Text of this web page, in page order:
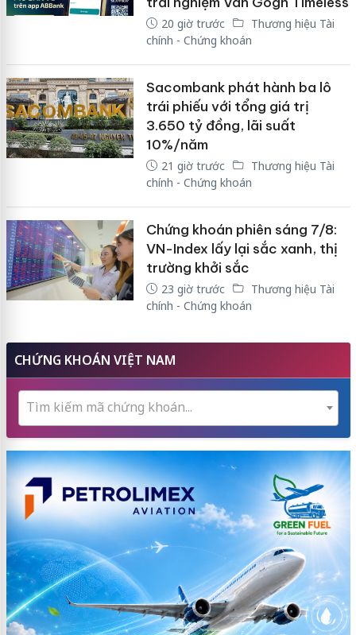
20 giờ trước
Thương hiệu Tài
chính - Chứng khoán
Sacombank phát hành ba lô
trái phiếu với tổng giá trị
3.650 tỷ đồng, lãi suất
10%/năm
21 giờ trước
Thương hiệu Tài
chính - Chứng khoán
Chứng khoán phiên sáng 7/8:
VN-Index lấy lại sắc xanh, thị
trường khởi sắc
23 giờ trước
Thương hiệu Tài
chính - Chứng khoán
CHỨNG KHOÁN VIỆT NAM
Tìm kiếm mã chứng khoán...